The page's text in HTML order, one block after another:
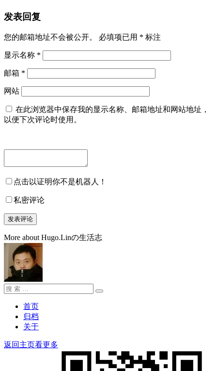
发表回复
您的邮箱地址不会被公开。 必填项已用 * 标注
显示名称 *
邮箱 *
网站
在此浏览器中保存我的显示名称、邮箱地址和网站地址，
以便下次评论时使用。
点击以证明你不是机器人！
私密评论
More about Hugo.Linの生活志
搜
搜
首页
归档
关于
返回主页看更多